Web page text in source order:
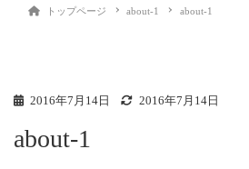
トップページ about-1 about-1
2016年7月14日 2016年7月14日
about-1